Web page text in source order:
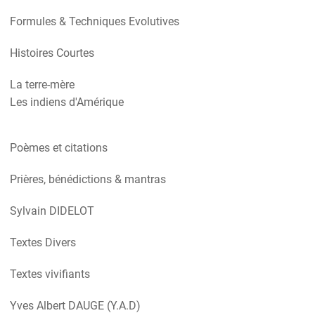
Formules & Techniques Evolutives
Histoires Courtes
La terre-mère
Les indiens d'Amérique
Poèmes et citations
Prières, bénédictions & mantras
Sylvain DIDELOT
Textes Divers
Textes vivifiants
Yves Albert DAUGE (Y.A.D)